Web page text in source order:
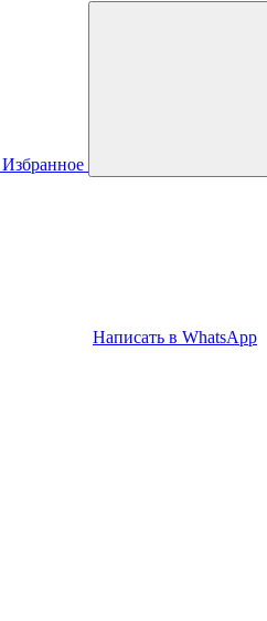
Избранное
Написать в WhatsApp